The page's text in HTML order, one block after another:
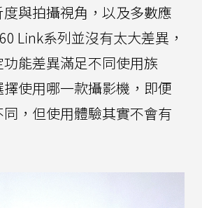
與拍攝視角，以及多數應
Link系列並沒有太大差異，
能差異滿足不同使用族
使用哪一款攝影機，即便
，但使用體驗其實不會有